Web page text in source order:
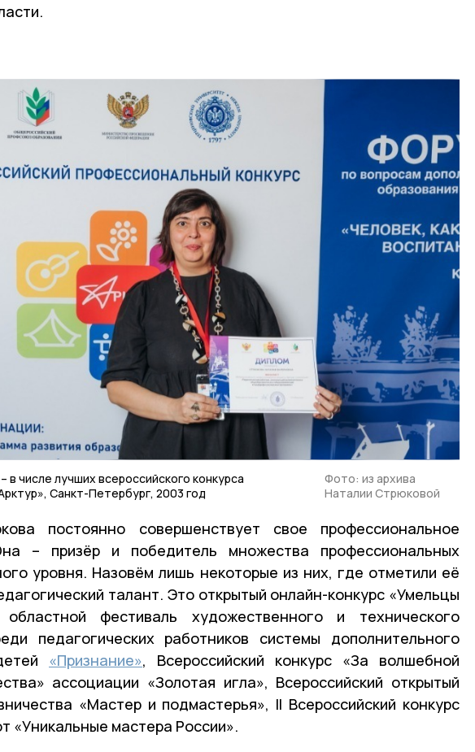
в числе лучших всероссийского конкурса
Санкт-Петербург, 2003 год
Фото: из архива
Наталии Стрюковой
постоянно совершенствует свое профессиональное
– призёр и победитель множества профессиональных
уровня. Назовём лишь некоторые из них, где отметили её
талант. Это открытый онлайн-конкурс «Умельцы
фестиваль художественного и технического
педагогических работников системы дополнительного
«Признание», Всероссийский конкурс «За волшебной
ассоциации «Золотая игла», Всероссийский открытый
«Мастер и подмастерья», II Всероссийский конкурс
«Уникальные мастера России».